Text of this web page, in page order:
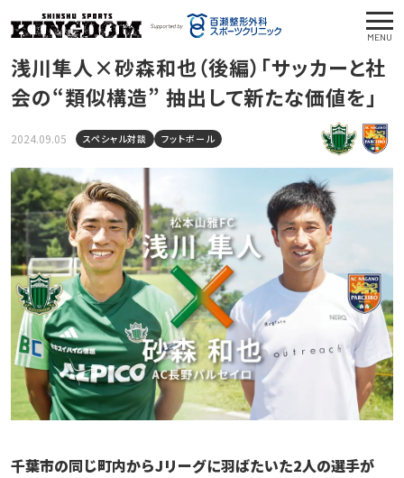
MENU
浅川隼人×砂森和也（後編）「サッカーと社
会の“類似構造” 抽出して新たな価値を」
2024.09.05 スペシャル対談 フットボール
千葉市の同じ町内からJリーグに羽ばたいた2人の選手が